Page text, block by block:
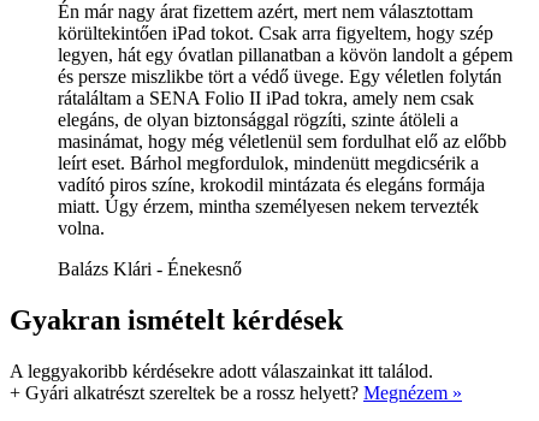
Én már nagy árat fizettem azért, mert nem választottam
körültekintően iPad tokot. Csak arra figyeltem, hogy szép
legyen, hát egy óvatlan pillanatban a kövön landolt a gépem
és persze miszlikbe tört a védő üvege. Egy véletlen folytán
rátaláltam a SENA Folio II iPad tokra, amely nem csak
elegáns, de olyan biztonsággal rögzíti, szinte átöleli a
masinámat, hogy még véletlenül sem fordulhat elő az előbb
leírt eset. Bárhol megfordulok, mindenütt megdicsérik a
vadító piros színe, krokodil mintázata és elegáns formája
miatt. Úgy érzem, mintha személyesen nekem tervezték
volna.
Balázs Klári - Énekesnő
Gyakran ismételt kérdések
A leggyakoribb kérdésekre adott válaszainkat itt találod.
+ Gyári alkatrészt szereltek be a rossz helyett? Megnézem »